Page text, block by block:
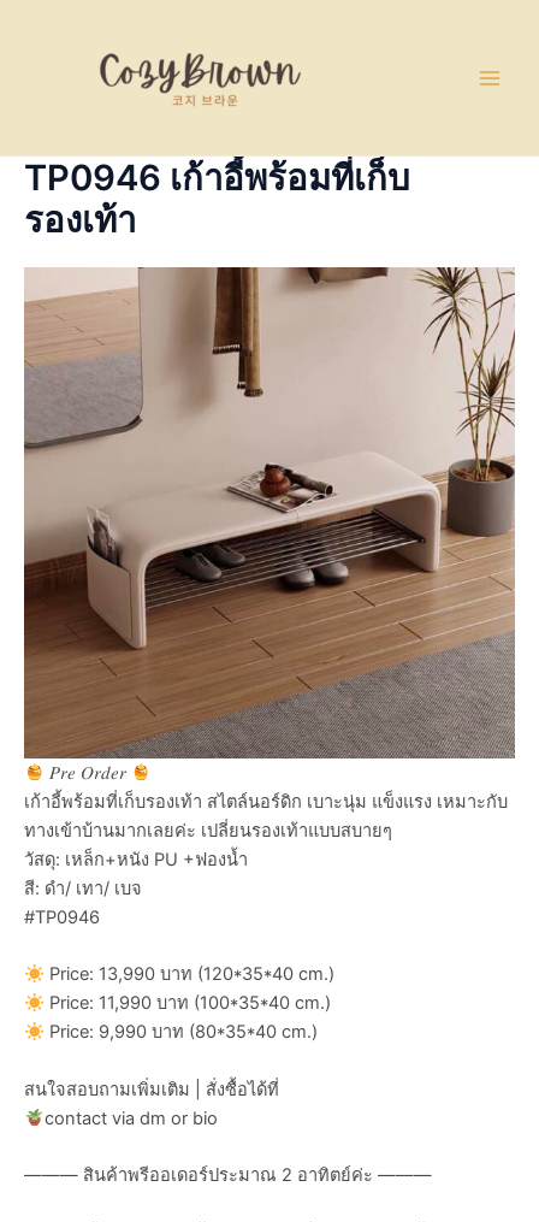
TP0946 เก้าอี้พร้อมที่เก็บ
รองเท้า
𝑃𝑟𝑒 𝑂𝑟𝑑𝑒𝑟
เก้าอี้พร้อมที่เก็บรองเท้า สไตล์นอร์ดิก เบาะนุ่ม แข็งแรง เหมาะกับ
ทางเข้าบ้านมากเลยค่ะ เปลี่ยนรองเท้าแบบสบายๆ
วัสดุ: เหล็ก+หนัง PU +ฟองน้ำ
สี: ดำ/ เทา/ เบจ
#TP0946
Price: 13,990 บาท (120*35*40 cm.)
Price: 11,990 บาท (100*35*40 cm.)
Price: 9,990 บาท (80*35*40 cm.)
สนใจสอบถามเพิ่มเติม | สั่งซื้อได้ที่
contact via dm or bio
——— สินค้าพรีออเดอร์ประมาณ 2 อาทิตย์ค่ะ ———